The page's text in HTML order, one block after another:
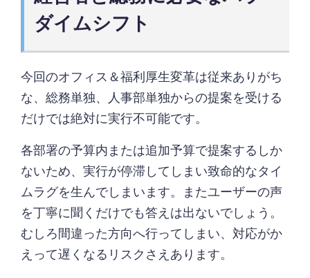
ダイムシフト
今回のオフィス＆福利厚生変革は従来ありがち
な、総務単独、人事部単独からの提案を受ける
だけでは絶対に実行不可能です。
各部署の予算内または追加予算で提案するしか
ないため、実行が停滞してしまい致命的なタイ
ムラグを生んでしまいます。またユーザーの声
を丁寧に聞くだけでも答えは出ないでしょう。
むしろ間違った方向へ行ってしまい、対応がか
えって遅くなるリスクさえあります。